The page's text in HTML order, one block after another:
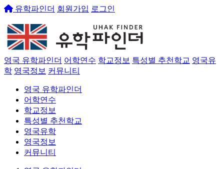
유학파인더 회원가입 로그인
영국 유학파인더 어학연수 학교정보 특성별 추천학교 영국유
학 영국정보 커뮤니티
영국 유학파인더
어학연수
학교정보
특성별 추천학교
영국유학
영국정보
커뮤니티